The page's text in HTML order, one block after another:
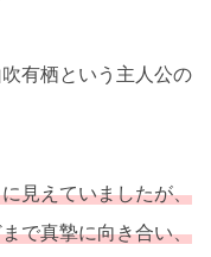
有栖という主人公の
見えていましたが、
で真摯に向き合い、